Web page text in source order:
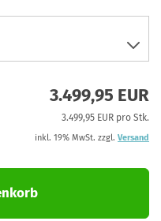
3.499,95 EUR
3.499,95 EUR pro Stk.
inkl. 19% MwSt. zzgl. Versand